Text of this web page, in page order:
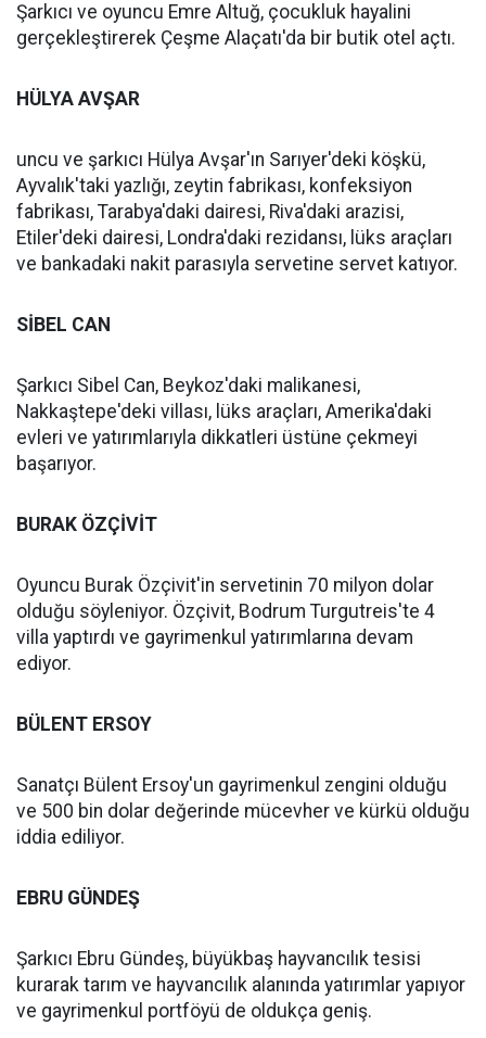
Şarkıcı ve oyuncu Emre Altuğ, çocukluk hayalini
gerçekleştirerek Çeşme Alaçatı'da bir butik otel açtı.
HÜLYA AVŞAR
uncu ve şarkıcı Hülya Avşar'ın Sarıyer'deki köşkü,
Ayvalık'taki yazlığı, zeytin fabrikası, konfeksiyon
fabrikası, Tarabya'daki dairesi, Riva'daki arazisi,
Etiler'deki dairesi, Londra'daki rezidansı, lüks araçları
ve bankadaki nakit parasıyla servetine servet katıyor.
SİBEL CAN
Şarkıcı Sibel Can, Beykoz'daki malikanesi,
Nakkaştepe'deki villası, lüks araçları, Amerika'daki
evleri ve yatırımlarıyla dikkatleri üstüne çekmeyi
başarıyor.
BURAK ÖZÇİVİT
Oyuncu Burak Özçivit'in servetinin 70 milyon dolar
olduğu söyleniyor. Özçivit, Bodrum Turgutreis'te 4
villa yaptırdı ve gayrimenkul yatırımlarına devam
ediyor.
BÜLENT ERSOY
Sanatçı Bülent Ersoy'un gayrimenkul zengini olduğu
ve 500 bin dolar değerinde mücevher ve kürkü olduğu
iddia ediliyor.
EBRU GÜNDEŞ
Şarkıcı Ebru Gündeş, büyükbaş hayvancılık tesisi
kurarak tarım ve hayvancılık alanında yatırımlar yapıyor
ve gayrimenkul portföyü de oldukça geniş.